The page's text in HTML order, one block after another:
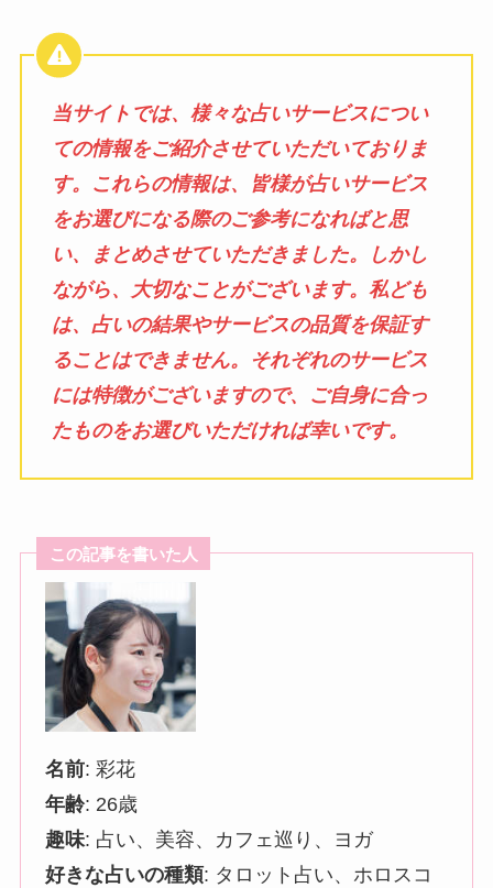
当サイトでは、様々な占いサービスについ
ての情報をご紹介させていただいておりま
す。これらの情報は、皆様が占いサービス
をお選びになる際のご参考になればと思
い、まとめさせていただきました。しかし
ながら、大切なことがございます。私ども
は、占いの結果やサービスの品質を保証す
ることはできません。それぞれのサービス
には特徴がございますので、ご自身に合っ
たものをお選びいただければ幸いです。
この記事を書いた人
名前: 彩花
年齢: 26歳
趣味: 占い、美容、カフェ巡り、ヨガ
好きな占いの種類: タロット占い、ホロスコ